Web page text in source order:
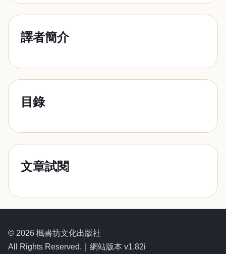
譯者簡介
目錄
文章試閱
© 2026 楓書坊文化出版社
All Rights Reserved.｜網站版本 v1.82i